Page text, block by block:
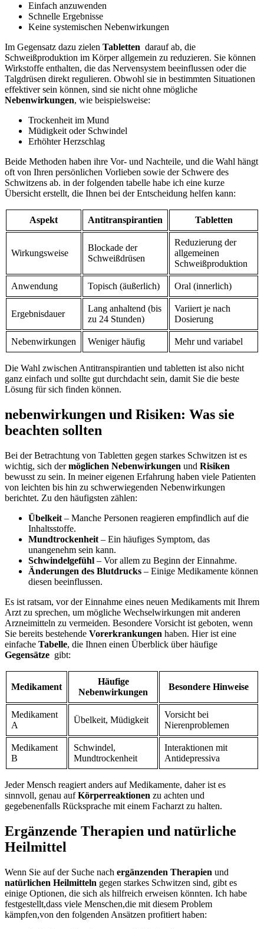
Einfach anzuwenden
Schnelle Ergebnisse
Keine systemischen Nebenwirkungen
Im Gegensatz dazu zielen Tabletten ‌ darauf‌ ab, die
Schweißproduktion im Körper allgemein zu reduzieren. Sie können
Wirkstoffe⁣ enthalten, die das Nervensystem beeinflussen oder die
Talgdrüsen​ direkt regulieren. Obwohl ‍sie⁢ in bestimmten Situationen‍
effektiver sein können, sind sie nicht ohne mögliche
Nebenwirkungen, wie beispielsweise:
Trockenheit im Mund
Müdigkeit oder Schwindel
Erhöhter Herzschlag
Beide Methoden haben ihre Vor- und Nachteile, und die ⁤Wahl hängt‍
oft von Ihren⁤ persönlichen Vorlieben sowie der ​Schwere des‌
Schwitzens ab. in der folgenden tabelle⁣ habe ich​ eine‌ kurze
Übersicht erstellt,⁢ die⁢ Ihnen bei ⁣der⁤ Entscheidung helfen kann:
Aspekt Antitranspirantien Tabletten
Wirkungsweise
Blockade ⁢der
Schweißdrüsen
Reduzierung der
‌allgemeinen
Schweißproduktion
Anwendung Topisch (äußerlich) Oral (innerlich)
Ergebnisdauer
Lang anhaltend (bis
⁣zu 24‌ Stunden)
Variiert je nach
Dosierung
Nebenwirkungen Weniger häufig Mehr und variabel
Die ⁢Wahl zwischen Antitranspirantien und tabletten ist also ⁣nicht
‌ganz einfach und sollte gut durchdacht ⁣sein, ‌damit Sie die beste
Lösung für sich finden können.
nebenwirkungen und Risiken: Was sie
beachten sollten
Bei⁣ der Betrachtung von⁣ Tabletten gegen starkes ⁢Schwitzen ist es
wichtig, sich ⁣dermöglichen⁤ Nebenwirkungen und Risiken
bewusst zu sein.​ In meiner eigenen Erfahrung haben viele Patienten
von leichten bis hin‍ zu schwerwiegenden Nebenwirkungen
berichtet.‍ Zu den häufigsten zählen:
Übelkeit –⁢ Manche Personen reagieren empfindlich auf die
Inhaltsstoffe.
Mundtrockenheit – Ein⁣ häufiges Symptom, das‍
unangenehm⁣ sein‍ kann.
Schwindelgefühl – ⁢Vor allem zu Beginn ⁣der Einnahme.
Änderungen des Blutdrucks – Einige ‌Medikamente können
diesen beeinflussen.
Es ist ratsam, vor ⁣der Einnahme eines neuen ‌Medikaments mit ⁣Ihrem
Arzt zu sprechen, um mögliche Wechselwirkungen mit anderen
Arzneimitteln‌ zu vermeiden. Besondere Vorsicht ist geboten, wenn‍
Sie bereits bestehende Vorerkrankungen haben. Hier ist eine
einfache Tabelle, die Ihnen⁢ einen Überblick über häufige
Gegensätze ⁣ gibt:
Medikament
Häufige
Nebenwirkungen
Besondere ⁢Hinweise
Medikament
A
Übelkeit,⁢ Müdigkeit
Vorsicht bei
⁢Nierenproblemen
Medikament
B
Schwindel,
⁣Mundtrockenheit
Interaktionen mit
Antidepressiva
Jeder Mensch reagiert ⁣anders ⁤auf Medikamente, daher ist es
sinnvoll, genau aufKörperreaktionen zu achten und
gegebenenfalls Rücksprache mit einem Facharzt‍ zu halten.
Ergänzende Therapien und natürliche
Heilmittel
Wenn Sie auf ⁣der Suche nach ergänzenden Therapien und
natürlichen Heilmitteln gegen⁤ starkes⁢ Schwitzen ​sind, ​gibt es
einige Optionen,⁢ die sich als ⁣hilfreich erweisen könnten. ‌Ich habe
festgestellt,dass viele Menschen,die mit diesem Problem
kämpfen,von⁣ den ⁤folgenden ‍Ansätzen profitiert⁤ haben: